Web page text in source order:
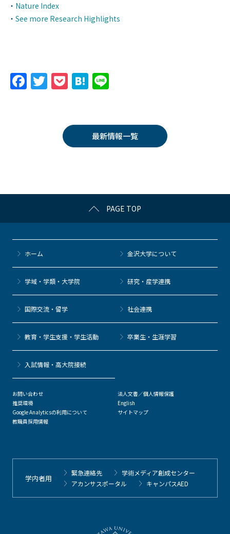
・ Nature Index
・ See more Research Highlights
F
k
T
er
P
k
et
H
n
a
最新情報一覧
PAGE TOP
ホーム 金沢大学について
学域・学類・大学院 研究・産学連携
国際交流・留学 社会連携
教育・学生支援・学生活動 卒業生・生涯学習
⼊試情報・高大院接続
お問い合わせ
推奨環境
Google Analyticsの利用について
教職員採用情報
法人文書／個人情報保護
English
サイトマップ
学内者用
緊急連絡先
学術メディア創成センター
アカンサスポータル
キャンパスAED